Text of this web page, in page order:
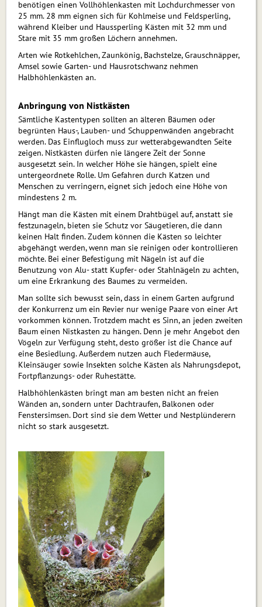
benötigen einen Vollhöhlenkasten mit Lochdurchmesser von
25 mm. 28 mm eignen sich für Kohlmeise und Feldsperling,
während Kleiber und Haussperling Kästen mit 32 mm und
Stare mit 35 mm großen Löchern annehmen.
Arten wie Rotkehlchen, Zaunkönig, Bachstelze, Grauschnäpper,
Amsel sowie Garten- und Haus­rot­schwanz nehmen
Halbhöhlenkästen an.
Anbringung von Nistkästen
Sämtliche Kastentypen sollten an älteren Bäumen oder
begrünten Haus-, Lauben- und Schuppenwänden angebracht
werden. Das Einflugloch muss zur wetterabgewandten Seite
zeigen. Nistkästen dürfen nie längere Zeit der Sonne
ausgesetzt sein. In welcher Höhe sie hängen, spielt eine
untergeordnete Rolle. Um Gefahren durch Katzen und
Menschen zu verringern, eignet sich jedoch eine Höhe von
mindestens 2 m.
Hängt man die Kästen mit einem Drahtbügel auf, anstatt sie
festzunageln, bieten sie Schutz vor Säugetieren, die dann
keinen Halt finden. Zudem können die Kästen so leichter
abgehängt werden, wenn man sie reinigen oder kontrollieren
möchte. Bei einer Befestigung mit Nägeln ist auf die
Benutzung von Alu- statt Kupfer- oder Stahlnägeln zu achten,
um eine Erkrankung des Baumes zu vermeiden.
Man sollte sich bewusst sein, dass in einem Garten aufgrund
der Konkurrenz um ein Revier nur wenige Paare von einer Art
vorkommen können. Trotzdem macht es Sinn, an jeden zweiten
Baum einen Nistkasten zu hängen. Denn je mehr Angebot den
Vögeln zur Verfügung steht, desto größer ist die Chance auf
eine Besiedlung. Außerdem nutzen auch Fledermäuse,
Kleinsäuger sowie Insekten solche Kästen als Nahrungsdepot,
Fortpflanzungs- oder Ruhestätte.
Halbhöhlenkästen bringt man am besten nicht an freien
Wänden an, sondern unter Dachtraufen, Balkonen oder
Fenstersimsen. Dort sind sie dem Wetter und Nestplünderern
nicht so stark ausgesetzt.